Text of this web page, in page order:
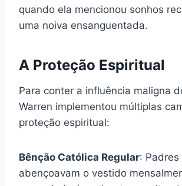
quando ela mencionou sonhos
uma noiva ensanguentada.
A Proteção Espiritual
Para conter a influência maligna
Warren implementou múltiplas
proteção espiritual:
Bênção Católica Regular:
abençoavam o vestido